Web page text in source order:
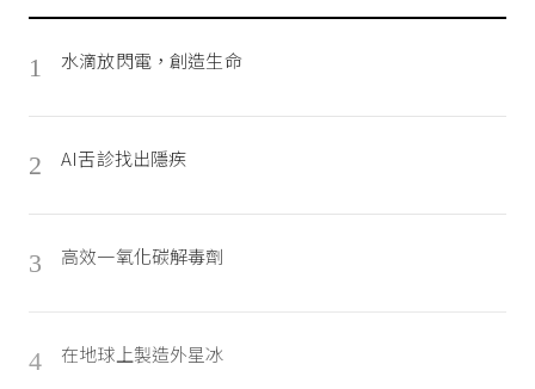
1 水滴放閃電，創造生命
2 AI舌診找出隱疾
3 高效一氧化碳解毒劑
4 在地球上製造外星冰